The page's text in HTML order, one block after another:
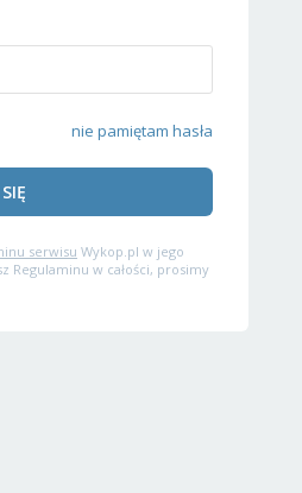
nie pamiętam hasła
serwisu Wykop.pl w jego
Regulaminu w całości, prosimy